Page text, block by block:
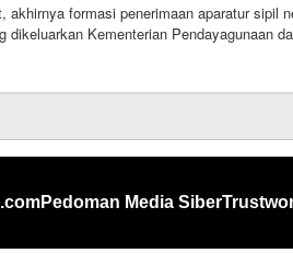
formasi penerimaan aparatur sipil
Kementerian Pendayagunaan
Pedoman Media Siber